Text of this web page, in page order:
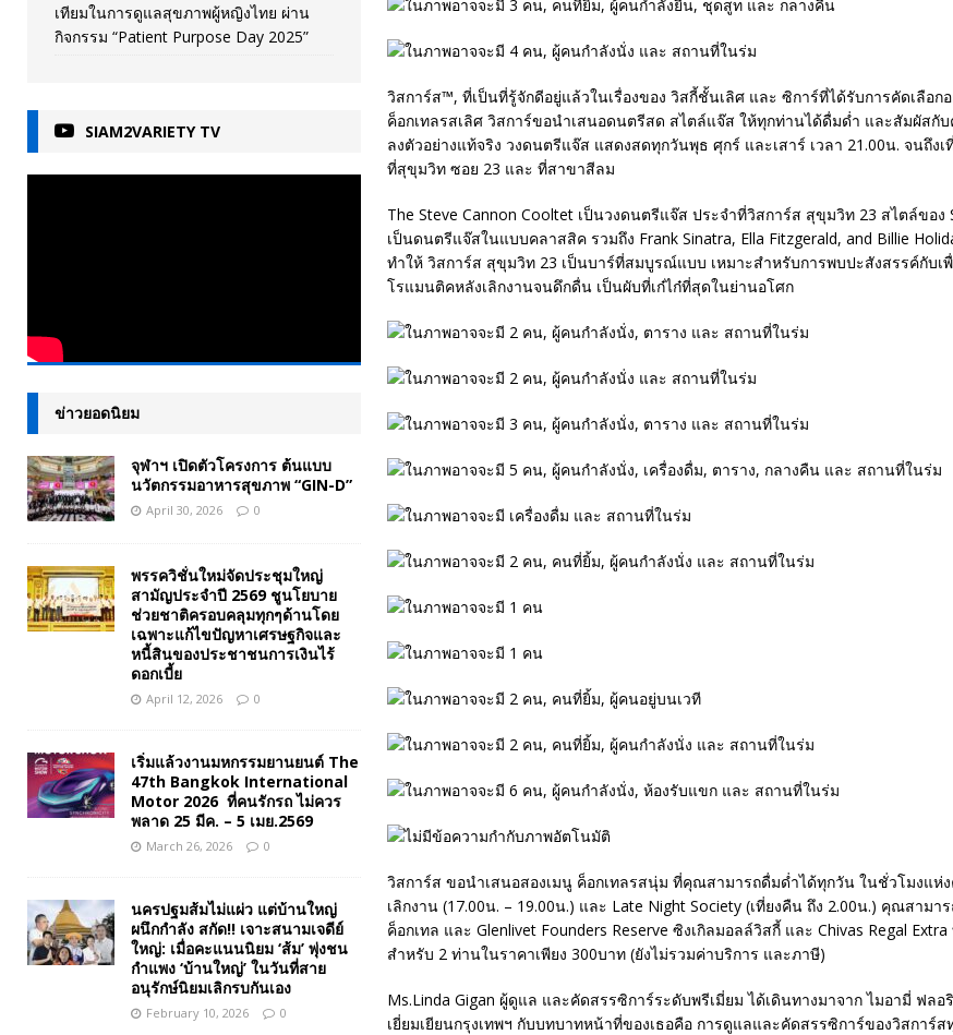
วิสการ์ส™, ที่เป็นที่รู้จักดีอยู่แล้วในเรื่องของ วิสกี้ชั้นเลิศ และ ซิการ์ที่ได้รับการคัดเลือก
ค็อกเทลรสเลิศ วิสการ์ขอนำเสนอดนตรีสด สไตล์แจ๊ส ให้ทุกท่านได้ดื่มด่ำ และสัมผัสกั
ลงตัวอย่างแท้จริง วงดนตรีแจ๊ส แสดงสดทุกวันพุธ ศุกร์ และเสาร์ เวลา 21.00น. จนถึง
ที่สุขุมวิท ซอย 23 และ ที่สาขาสีลม
The Steve Cannon Cooltet เป็นวงดนตรีแจ๊ส ประจำที่วิสการ์ส สุขุมวิท 23 สไตล์ของ
เป็นดนตรีแจ๊สในแบบคลาสสิค รวมถึง Frank Sinatra, Ella Fitzgerald, and Billie
ทำให้ วิสการ์ส สุขุมวิท 23 เป็นบาร์ที่สมบูรณ์แบบ เหมาะสำหรับการพบปะสังสรรค์กับเ
โรแมนติคหลังเลิกงานจนดึกดื่น เป็นผับที่เก๋ไก๋ที่สุดในย่านอโศก
วิสการ์ส ขอนำเสนอสองเมนู ค็อกเทลรสนุ่ม ที่คุณสามารถดื่มด่ำได้ทุกวัน ในชั่วโมงแห่
เลิกงาน (17.00น. – 19.00น.) และ Late Night Society (เที่ยงคืน ถึง 2.00น.) คุณสามา
ค็อกเทล และ Glenlivet Founders Reserve ซิงเกิลมอลล์วิสกี้ และ Chivas Regal
สำหรับ 2 ท่านในราคาเพียง 300บาท (ยังไม่รวมค่าบริการ และภาษี)
Ms.Linda Gigan ผู้ดูแล และคัดสรรซิการ์ระดับพรีเมี่ยม ได้เดินทางมาจาก ไมอามี่ ฟลอ
เยี่ยมเยียนกรุงเทพฯ กับบทบาทหน้าที่ของเธอคือ การดูแลและคัดสรรซิการ์ของวิสการ์
เทียมในการดูแลสุขภาพผู้หญิงไทย ผ่าน
กิจกรรม “Patient Purpose Day 2025”
SIAM2VARIETY TV
ข่าวยอดนิยม
จุฬาฯ เปิดตัวโครงการ ต้นแบบ
นวัตกรรมอาหารสุขภาพ “GIN-D”
April 30, 2026 0
พรรควิชั่นใหม่จัดประชุมใหญ่
สามัญประจำปี 2569 ชูนโยบาย
ช่วยชาติครอบคลุมทุกๆด้านโดย
เฉพาะแก้ไขปัญหาเศรษฐกิจและ
หนี้สินของประชาชนการเงินไร้
ดอกเบี้ย
April 12, 2026 0
เริ่มแล้วงานมหกรรมยานยนต์ The
47th Bangkok International
Motor 2026 ที่คนรักรถ ไม่ควร
พลาด 25 มีค. – 5 เมย.2569
March 26, 2026 0
นครปฐมส้มไม่แผ่ว แต่บ้านใหญ่
ผนึกกำลัง สกัด!! เจาะสนามเจดีย์
ใหญ่: เมื่อคะแนนนิยม ‘ส้ม’ พุ่งชน
กำแพง ‘บ้านใหญ่’ ในวันที่สาย
อนุรักษ์นิยมเลิกรบกันเอง
February 10, 2026 0